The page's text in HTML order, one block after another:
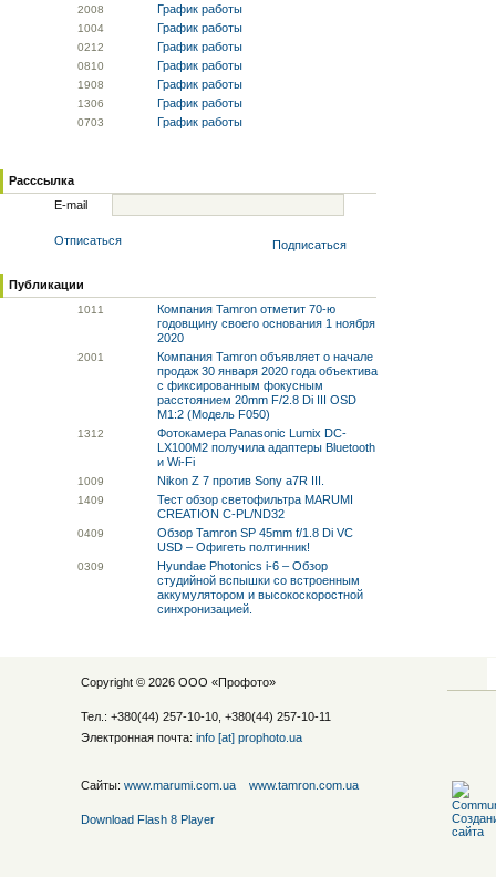
2008 График работы
1004 График работы
0212 График работы
0810 График работы
1908 График работы
1306 График работы
0703 График работы
Расссылка
E-mail
Отписаться Подписаться
Публикации
1011
Компания Tamron отметит 70-ю
годовщину своего основания 1 ноября
2020
2001
Компания Tamron объявляет о начале
продаж 30 января 2020 года объектива
с фиксированным фокусным
расстоянием 20mm F/2.8 Di III OSD
M1:2 (Модель F050)
1312
Фотокамера Panasonic Lumix DC-
LX100M2 получила адаптеры Bluetooth
и Wi-Fi
1009 Nikon Z 7 против Sony a7R III.
1409
Тест обзор светофильтра MARUMI
CREATION C-PL/ND32
0409
Обзор Tamron SP 45mm f/1.8 Di VC
USD – Офигеть полтинник!
0309
Hyundae Photonics i-6 – Обзор
студийной вспышки со встроенным
аккумулятором и высокоскоростной
синхронизацией.
Copyright © 2026 ООО «Профото»
Тел.: +380(44) 257-10-10, +380(44) 257-10-11
Электронная почта: info [at] prophoto.ua
Сайты: www.marumi.com.ua www.tamron.com.ua
Download Flash 8 Player